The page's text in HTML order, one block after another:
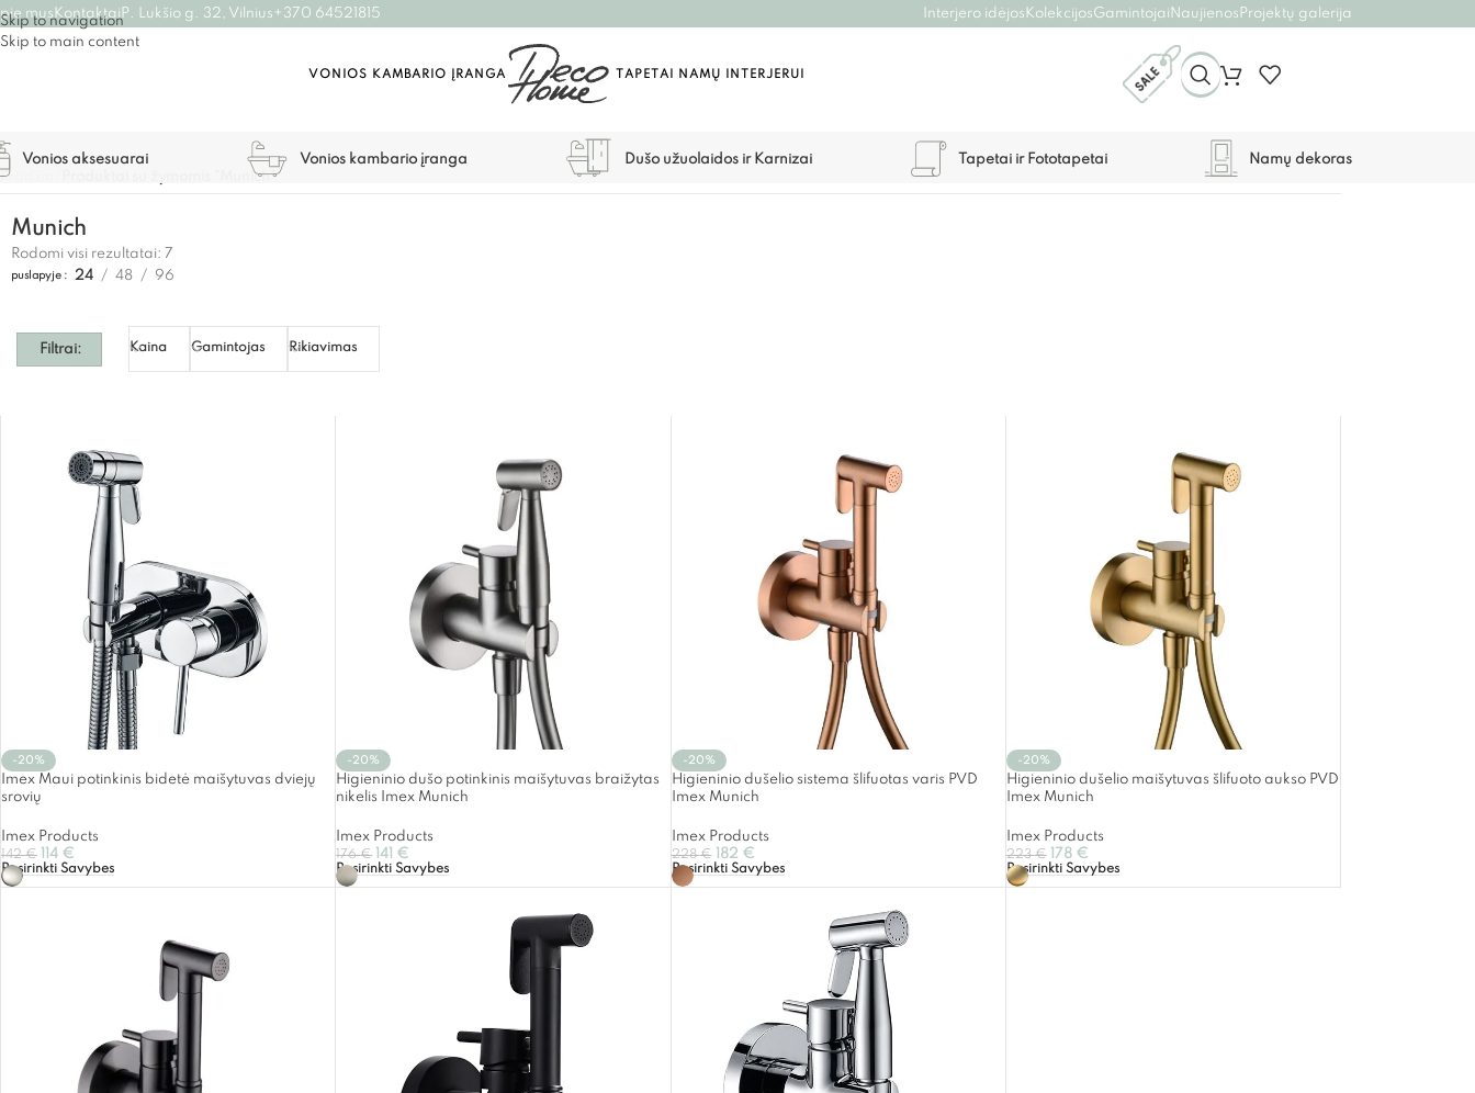
Skip to navigation
Skip to main content
mus Kontaktai P. Lukšio g. 32, Vilnius +370 64521815 Interjero idėjos KolekcijosGamintojai Naujienos Projektų galerija
VONIOS KAMBARIO ĮRANGA TAPETAI NAMŲ INTERJERUI
Vonios aksesuarai Vonios kambario įranga Dušo užuolaidos ir Karnizai Tapetai ir Fototapetai
Namų dekoras
Pradžia
Produktai su žymomis “Munich”
Munich
Rodomi visi rezultatai: 7
puslapyje 24 48 96
Filtrai: Kaina Gamintojas Rikiavimas
-20%
Imex Maui potinkinis bidetė maišytuvas dviejų
srovių
Imex Products
142€ 114 €
Pasirinkti Savybes
-20%
Higieninio dušo potinkinis maišytuvas braižytas
nikelis Imex Munich
Imex Products
176€ 141 €
Pasirinkti Savybes
-20%
Higieninio dušelio sistema šlifuotas varis PVD
Imex Munich
Imex Products
228€ 182 €
Pasirinkti Savybes
-20%
Higieninio dušelio maišytuvas šlifuoto aukso PVD
Imex Munich
Imex Products
223€ 178 €
Pasirinkti Savybes